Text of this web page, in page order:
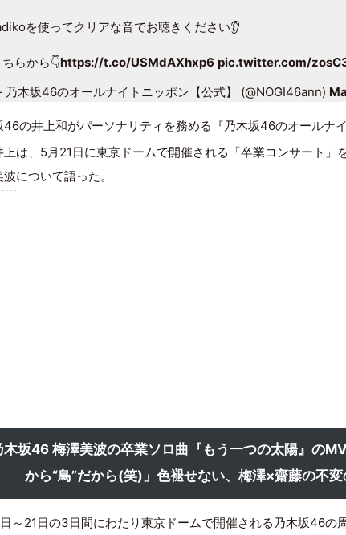
を使ってクリアな音でお聴きください👂
ちらから👇https://t.co/USMdAXhxp6 pic.twitter.com/
木坂46のオールナイトニッポン【公式】 (@NOGI46ann)
46の井上和がパーソナリティを務める『乃木坂46のオールナ
上は、5月21日に東京ドームで開催される「卒業コンサート」
波について語った。
木坂46 梅澤美波の卒業ソロ曲『もう一つの太陽』の
から“鳥”だから(笑)」色褪せない、梅澤×齋藤の不変
～21日の3日間にわたり東京ドームで開催される乃木坂46の